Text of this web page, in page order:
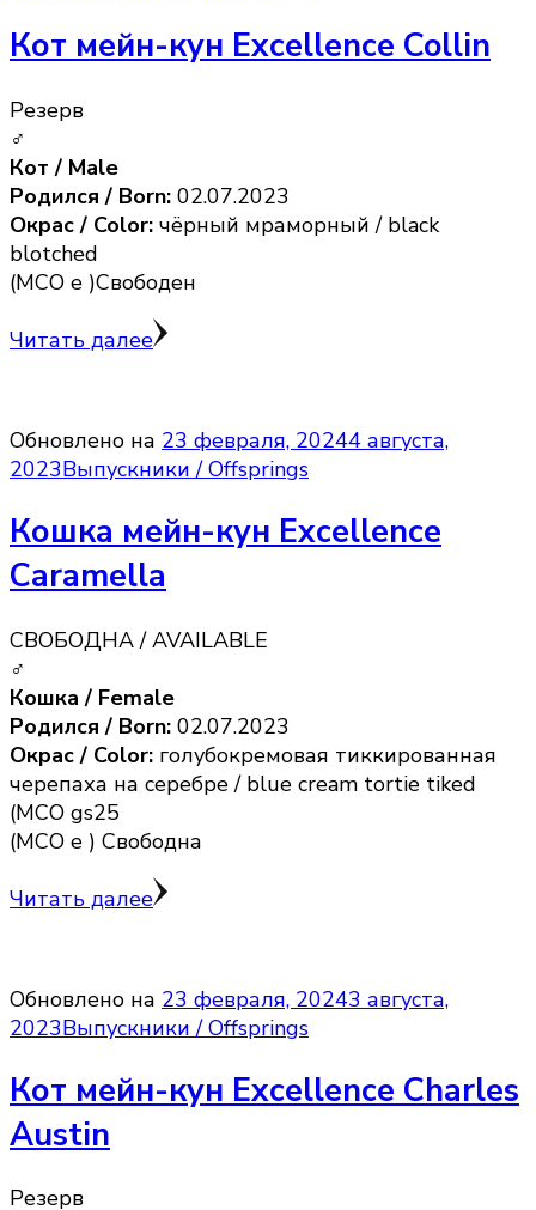
Кот мейн-кун Excellence Collin
Резерв
♂
Кот / Male
Родился / Born: 02.07.2023
Окрас / Color: чёрный мраморный / black
blotched
(MCO e )Свободен
Читать далее
Обновлено на 23 февраля, 20244 августа,
2023Выпускники / Offsprings
Кошка мейн-кун Excellence
Caramella
СВОБОДНА / AVAILABLE
♂
Кошка / Female
Родился / Born: 02.07.2023
Окрас / Color: голубокремовая тиккированная
черепаха на серебре / blue cream tortie tiked
(MCO gs25
(MCO e ) Свободна
Читать далее
Обновлено на 23 февраля, 20243 августа,
2023Выпускники / Offsprings
Кот мейн-кун Excellence Charles
Austin
Резерв